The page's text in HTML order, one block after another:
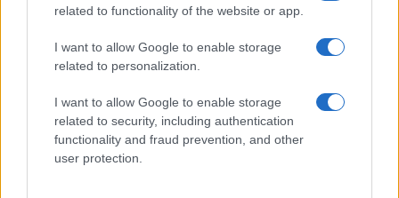
related to functionality of the website or app.
I want to allow Google to enable storage
related to personalization.
I want to allow Google to enable storage
related to security, including authentication
functionality and fraud prevention, and other
user protection.